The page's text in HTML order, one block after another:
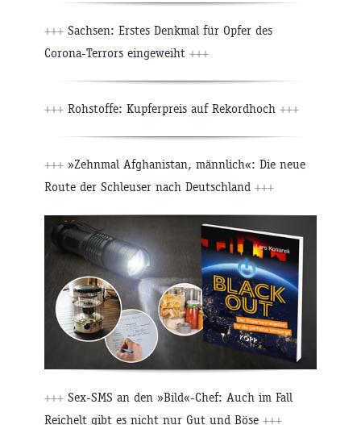
+++ Sachsen: Erstes Denkmal für Opfer des
Corona-Terrors eingeweiht +++
+++ Rohstoffe: Kupferpreis auf Rekordhoch +++
+++ »Zehnmal Afghanistan, männlich«: Die neue
Route der Schleuser nach Deutschland +++
+++ Sex-SMS an den »Bild«-Chef: Auch im Fall
Reichelt gibt es nicht nur Gut und Böse +++